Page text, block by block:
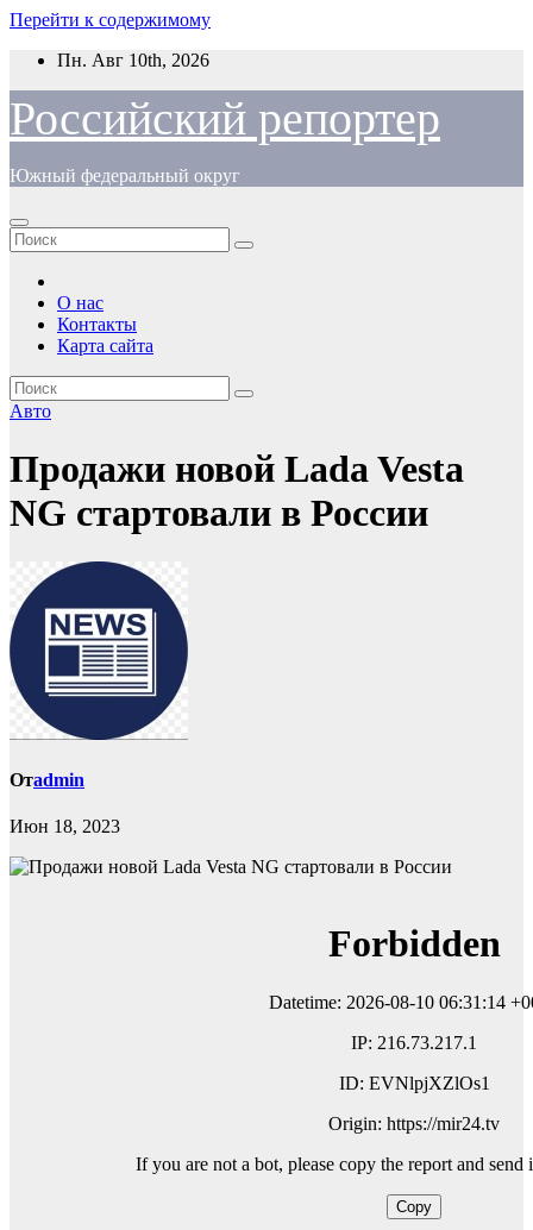
Перейти к содержимому
Пн. Авг 10th, 2026
Российский репортер
Южный федеральный округ
О нас
Контакты
Карта сайта
Авто
Продажи новой Lada Vesta
NG стартовали в России
Отadmin
Июн 18, 2023